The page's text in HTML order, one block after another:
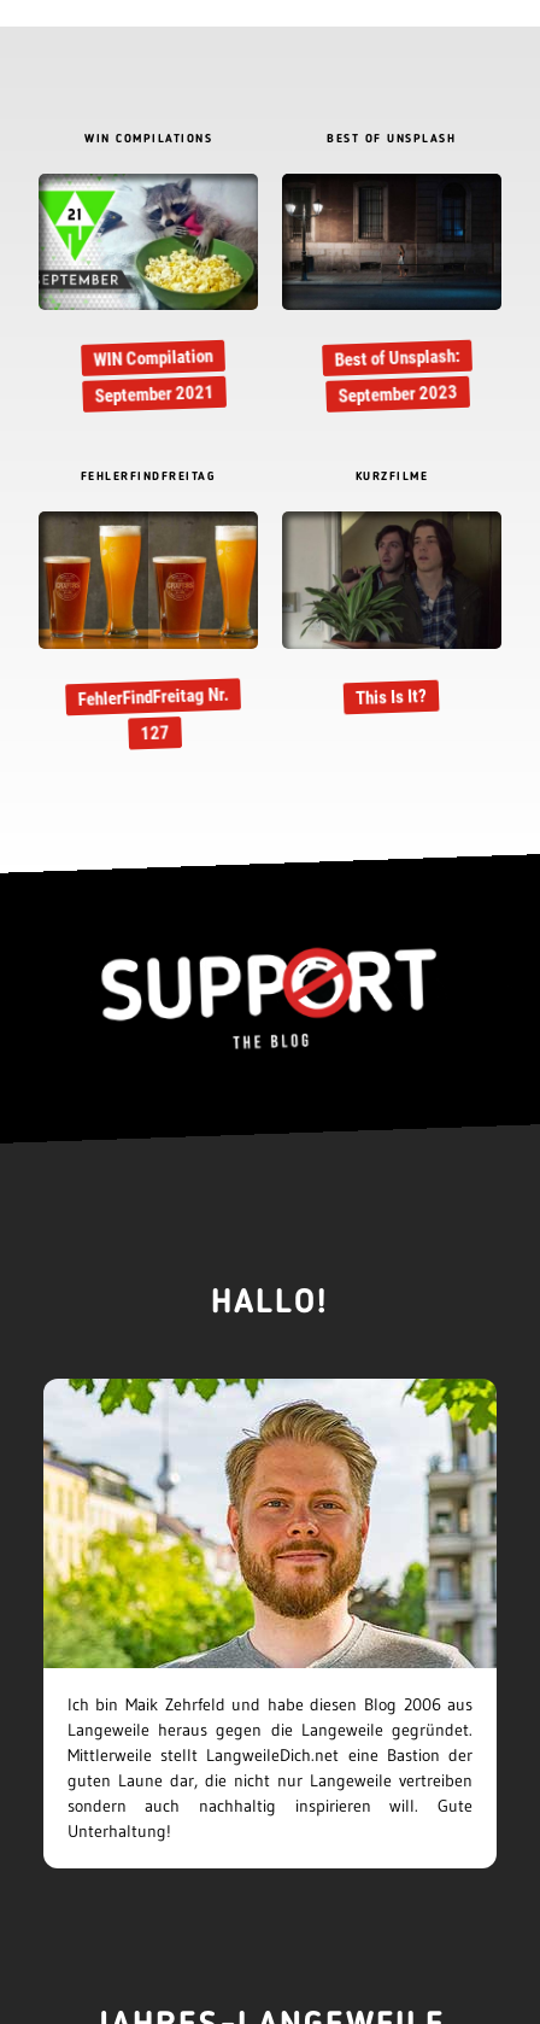
WIN COMPILATIONS
WIN Compilation
September 2021
BEST OF UNSPLASH
Best of Unsplash:
September 2023
FEHLERFINDFREITAG
FehlerFindFreitag Nr.
127
KURZFILME
This Is It?
HALLO!
Ich bin Maik Zehrfeld und habe diesen Blog 2006 aus
Langeweile heraus gegen die Langeweile gegründet.
Mittlerweile stellt LangweileDich.net eine Bastion der
guten Laune dar, die nicht nur Langeweile vertreiben
sondern auch nachhaltig inspirieren will. Gute
Unterhaltung!